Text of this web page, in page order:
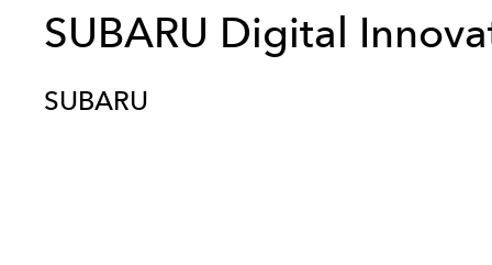
SUBARU Digital
SUBARU